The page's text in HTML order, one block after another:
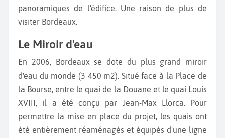
panoramiques de l'édifice. Une raison de plus de
visiter Bordeaux.
Le Miroir d'eau
En 2006, Bordeaux se dote du plus grand miroir
d'eau du monde (3 450 m2). Situé face à la Place de
la Bourse, entre le quai de la Douane et le quai Louis
XVIII, il a été conçu par Jean-Max Llorca. Pour
permettre la mise en place du projet, les quais ont
été entièrement réaménagés et équipés d'une ligne